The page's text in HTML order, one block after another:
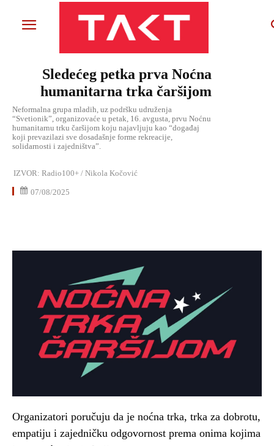
Sledećeg petka prva Noćna
humanitarna trka čaršijom
Neformalna grupa mladih, uz podršku udruženja
“Svetionik”, organizovaće u petak, 16. avgusta, prvu Noćnu
humanitarnu trku čaršijom koju najavljuju kao “događaj
koji prevazilazi sve dosadašnje forme rekreacije,
solidarnosti i zajedništva”.
IZVOR: Radio100+ / Nikola Kočović
07/08/2025
Organizatori poručuju da je noćna trka, trka za dobrotu,
empatiju i zajedničku odgovornost prema onima kojima